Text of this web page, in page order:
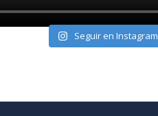
Seguir en Instagram